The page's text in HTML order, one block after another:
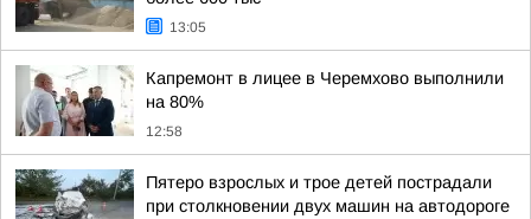
13:05
Капремонт в лицее в Черемхово выполнили
на 80%
12:58
Пятеро взрослых и трое детей пострадали
при столкновении двух машин на автодороге